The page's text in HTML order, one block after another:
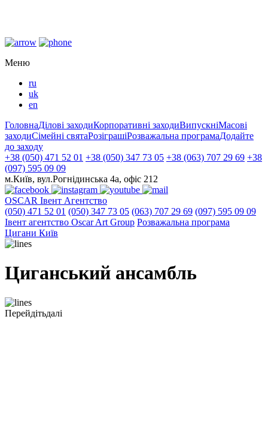
Меню
ru
uk
en
ГоловнаДілові заходиКорпоративні заходиВипускніМасові
заходиСімейні святаРозіграшіРозважальна програмаДодайте
до заходу
+38 (050) 471 52 01 +38 (050) 347 73 05 +38 (063) 707 29 69 +38
(097) 595 09 09
м.Київ, вул.Рогнідинська 4а, офіс 212
OSCAR Івент Агентство
(050) 471 52 01 (050) 347 73 05 (063) 707 29 69 (097) 595 09 09
Iвент агентство Оscar Art Group Розважальна програма
Цигани Київ
Циганський ансамбль
Перейдітьдалі